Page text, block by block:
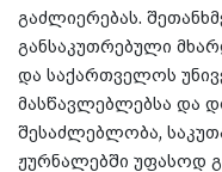
გაძლიერებას.
განსაკუთრებული
და საქართველოს
მასწავლებლებსა და
შესაძლებლობა,
ჟურნალებში უფასოდ